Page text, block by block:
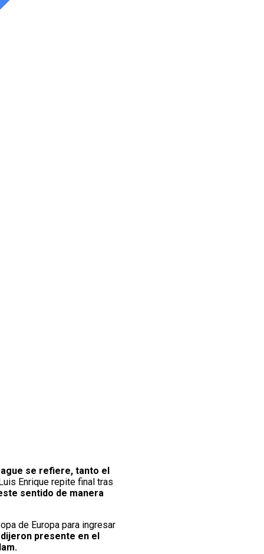
se refiere, tanto el
Enrique repite final tras
sentido de manera
de Europa para ingresar
presente en el